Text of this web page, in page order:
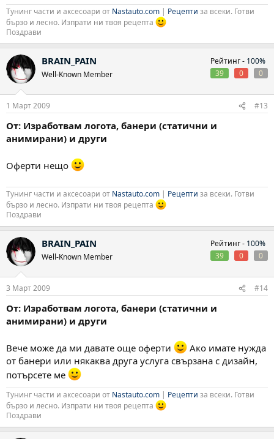
Тунинг части и аксесоари от Nastauto.com | Рецепти за всеки. Готви
бързо и лесно. Изпрати ни твоя рецепта
Поздрави
BRAIN_PAIN
Well-Known Member
Рейтинг - 100%
39
0 0
1 Март 2009 #13
От: Изработвам логота, банери (статични и
анимирани) и други
Оферти нещо
Тунинг части и аксесоари от Nastauto.com | Рецепти за всеки. Готви
бързо и лесно. Изпрати ни твоя рецепта
Поздрави
BRAIN_PAIN
Well-Known Member
Рейтинг - 100%
39
0 0
3 Март 2009 #14
От: Изработвам логота, банери (статични и
анимирани) и други
Вече може да ми давате още оферти
Ако имате нужда
от банери или някаква друга услуга свързана с дизайн,
потърсете ме
Тунинг части и аксесоари от Nastauto.com | Рецепти за всеки. Готви
бързо и лесно. Изпрати ни твоя рецепта
Поздрави